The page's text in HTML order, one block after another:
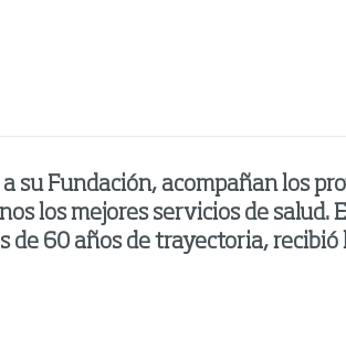
su Fundación, acompañan los
los mejores servicios de
de 60 años de trayectoria,